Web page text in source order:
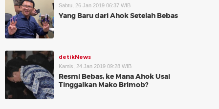
Sabtu, 26 Jan 2019 06:37 WIB
Yang Baru dari Ahok Setelah Bebas
detikNews
Kamis, 24 Jan 2019 09:28 WIB
Resmi Bebas, ke Mana Ahok Usai
Tinggalkan Mako Brimob?